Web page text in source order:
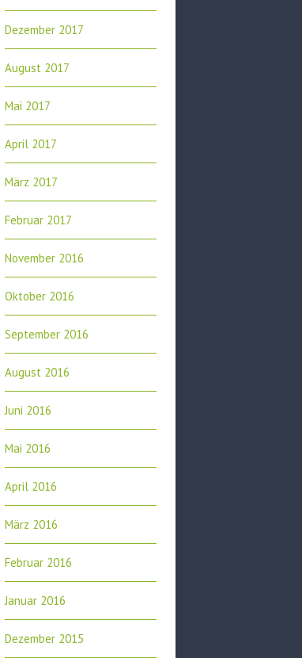
Dezember 2017
August 2017
Mai 2017
April 2017
März 2017
Februar 2017
November 2016
Oktober 2016
September 2016
August 2016
Juni 2016
Mai 2016
April 2016
März 2016
Februar 2016
Januar 2016
Dezember 2015